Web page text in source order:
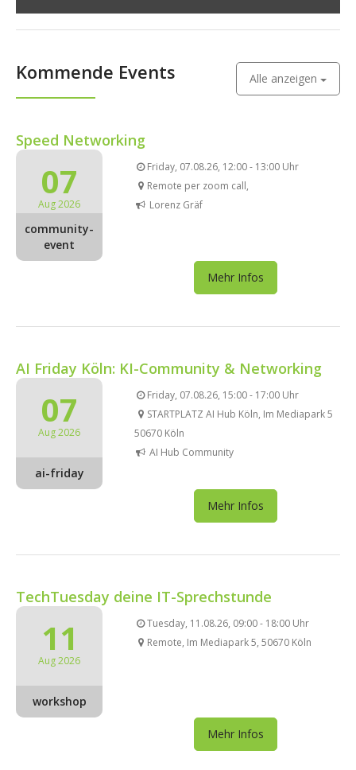
Kommende Events Alle anzeigen
Speed Networking
07
Aug 2026
community-
event
Friday, 07.08.26, 12:00 - 13:00 Uhr
Remote per zoom call,
Lorenz Gräf
Mehr Infos
AI Friday Köln: KI-Community & Networking
07
Aug 2026
ai-friday
Friday, 07.08.26, 15:00 - 17:00 Uhr
STARTPLATZ AI Hub Köln, Im Mediapark 5
50670 Köln
AI Hub Community
Mehr Infos
TechTuesday deine IT-Sprechstunde
11
Aug 2026
workshop
Tuesday, 11.08.26, 09:00 - 18:00 Uhr
Remote, Im Mediapark 5, 50670 Köln
Mehr Infos